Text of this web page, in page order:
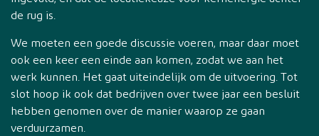
de rug is.
We moeten een goede discussie voeren, maar daar moet
ook een keer een einde aan komen, zodat we aan het
werk kunnen. Het gaat uiteindelijk om de uitvoering. Tot
slot hoop ik ook dat bedrijven over twee jaar een besluit
hebben genomen over de manier waarop ze gaan
verduurzamen.